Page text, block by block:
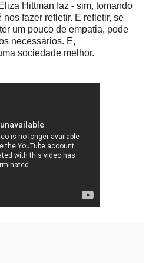
Hittman faz - sim, tomando
fazer refletir. E refletir, se
um pouco de empatia, pode
necessários. E,
sociedade melhor.